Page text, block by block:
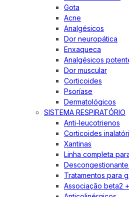
Gota
Acne
Analgésicos
Dor neuropática
Enxaqueca
Analgésicos
Dor muscular
Corticoides
Psoríase
Dermatológicos
SISTEMA RESPIRATÓRIO
Anti-leucotrienos
Corticoides
Xantinas
Linha completa
Tratamentos para
Associação beta2